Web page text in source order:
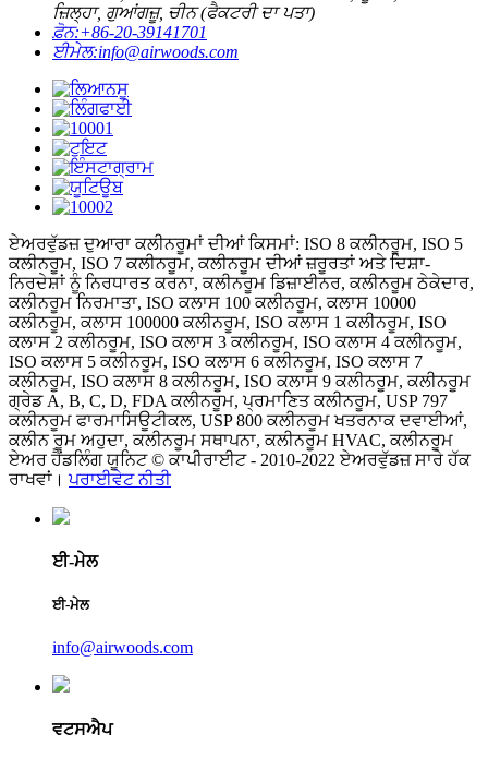
ਜ਼ਿਲ੍ਹਾ, ਗੁਆਂਗਜ਼ੂ, ਚੀਨ (ਫੈਕਟਰੀ ਦਾ ਪਤਾ)
ਫ਼ੋਨ:+86-20-39141701
ਈਮੇਲ:info@airwoods.com
ਏਅਰਵੁੱਡਜ਼ ਦੁਆਰਾ ਕਲੀਨਰੂਮਾਂ ਦੀਆਂ ਕਿਸਮਾਂ: ISO 8 ਕਲੀਨਰੂਮ, ISO 5
ਕਲੀਨਰੂਮ, ISO 7 ਕਲੀਨਰੂਮ, ਕਲੀਨਰੂਮ ਦੀਆਂ ਜ਼ਰੂਰਤਾਂ ਅਤੇ ਦਿਸ਼ਾ-
ਨਿਰਦੇਸ਼ਾਂ ਨੂੰ ਨਿਰਧਾਰਤ ਕਰਨਾ, ਕਲੀਨਰੂਮ ਡਿਜ਼ਾਈਨਰ, ਕਲੀਨਰੂਮ ਠੇਕੇਦਾਰ,
ਕਲੀਨਰੂਮ ਨਿਰਮਾਤਾ, ISO ਕਲਾਸ 100 ਕਲੀਨਰੂਮ, ਕਲਾਸ 10000
ਕਲੀਨਰੂਮ, ਕਲਾਸ 100000 ਕਲੀਨਰੂਮ, ISO ਕਲਾਸ 1 ਕਲੀਨਰੂਮ, ISO
ਕਲਾਸ 2 ਕਲੀਨਰੂਮ, ISO ਕਲਾਸ 3 ਕਲੀਨਰੂਮ, ISO ਕਲਾਸ 4 ਕਲੀਨਰੂਮ,
ISO ਕਲਾਸ 5 ਕਲੀਨਰੂਮ, ISO ਕਲਾਸ 6 ਕਲੀਨਰੂਮ, ISO ਕਲਾਸ 7
ਕਲੀਨਰੂਮ, ISO ਕਲਾਸ 8 ਕਲੀਨਰੂਮ, ISO ਕਲਾਸ 9 ਕਲੀਨਰੂਮ, ਕਲੀਨਰੂਮ
ਗ੍ਰੇਡ A, B, C, D, FDA ਕਲੀਨਰੂਮ, ਪ੍ਰਮਾਣਿਤ ਕਲੀਨਰੂਮ, USP 797
ਕਲੀਨਰੂਮ ਫਾਰਮਾਸਿਊਟੀਕਲ, USP 800 ਕਲੀਨਰੂਮ ਖਤਰਨਾਕ ਦਵਾਈਆਂ,
ਕਲੀਨ ਰੂਮ ਅਹੁਦਾ, ਕਲੀਨਰੂਮ ਸਥਾਪਨਾ, ਕਲੀਨਰੂਮ HVAC, ਕਲੀਨਰੂਮ
ਏਅਰ ਹੈਂਡਲਿੰਗ ਯੂਨਿਟ © ਕਾਪੀਰਾਈਟ - 2010-2022 ਏਅਰਵੁੱਡਜ਼ ਸਾਰੇ ਹੱਕ
ਰਾਖਵਾਂ। ਪਰਾਈਵੇਟ ਨੀਤੀ
ਈ-ਮੇਲ
ਈ-ਮੇਲ
info@airwoods.com
ਵਟਸਐਪ